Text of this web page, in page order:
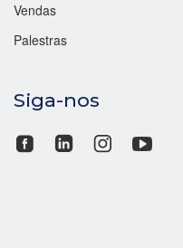
Vendas
Palestras
Siga-nos